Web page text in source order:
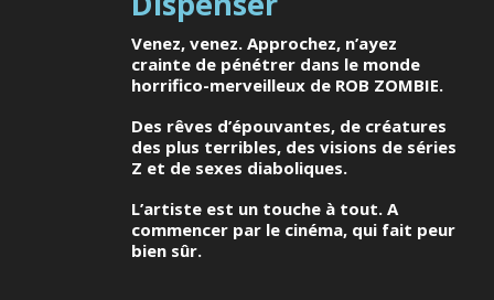
Venez, venez. Approchez, n’ayez
crainte de pénétrer dans le monde
horrifico-merveilleux de ROB ZOMBIE.
Des rêves d’épouvantes, de créatures
des plus terribles, des visions de séries
Z et de sexes diaboliques.
L’artiste est un touche à tout. A
commencer par le cinéma, qui fait peur
bien sûr.